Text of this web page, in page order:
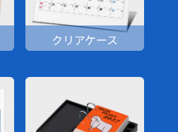
クリアケース